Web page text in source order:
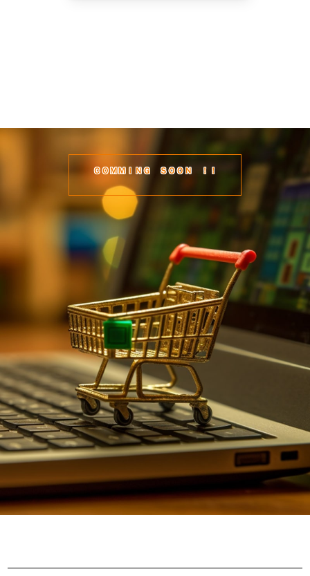
DCCコミュニティ
ＣＯＭＭＩＮＧ ＳＯＯＮ ！！